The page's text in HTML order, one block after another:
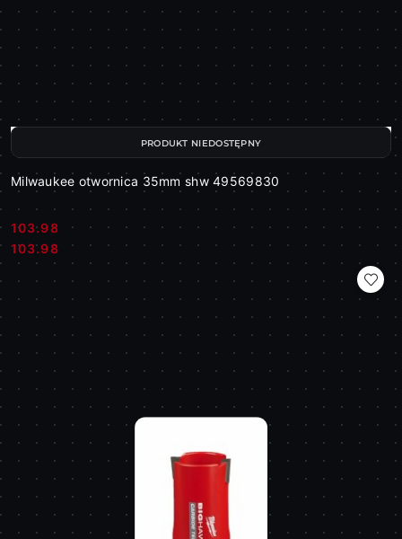
Milwaukee otwornica 35mm shw 49569830
Cena:
103.98
Cena:
103.98
PRODUKT NIEDOSTĘPNY